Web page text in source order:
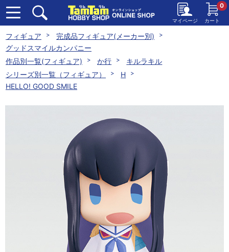
マイページ カート
0
フィギュア
完成品フィギュア(メーカー別)
グッドスマイルカンパニー
作品別一覧(フィギュア)
か行
キルラキル
シリーズ別一覧（フィギュア）
H
HELLO! GOOD SMILE